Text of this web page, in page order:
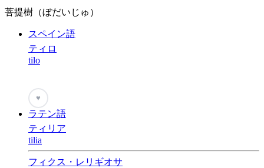
菩提樹（ぼだいじゅ）
スペイン語
ティロ
tilo
♥
ラテン語
ティリア
tilia
フィクス・レリギオサ